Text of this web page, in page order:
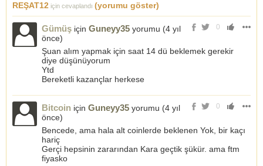
REŞAT12 için cevaplandı (yorumu göster)
0
Gümüş için Guneyy35 yorumu (4 yıl
önce)
Şuan alım yapmak için saat 14 dü beklemek gerekir
diye düşünüyorum
Ytd
Bereketli kazançlar herkese
0
Bitcoin için Guneyy35 yorumu (4 yıl
önce)
Bencede, ama hala alt coinlerde beklenen Yok, bir kaçı
hariç
Gerçi hepsinin zararından Kara geçtik şükür. ama ftm
fiyasko